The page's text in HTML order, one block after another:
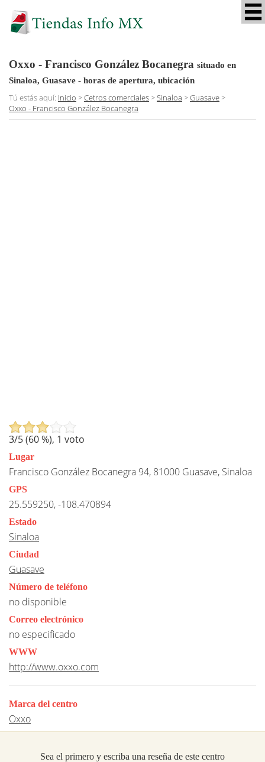
Oxxo - Francisco González Bocanegra situado en
Sinaloa, Guasave - horas de apertura, ubicación
Tú estás aquí: Inicio >Cetros comerciales>Sinaloa >Guasave>
Oxxo - Francisco González Bocanegra
3/5 (60%), 1 voto
Lugar
Francisco González Bocanegra 94, 81000 Guasave, Sinaloa
GPS
25.559250, -108.470894
Estado
Sinaloa
Ciudad
Guasave
Número de teléfono
no disponible
Correo electrónico
no especificado
WWW
http://www.oxxo.com
Marca del centro
Oxxo
Sea el primero y escriba una reseña de este centro